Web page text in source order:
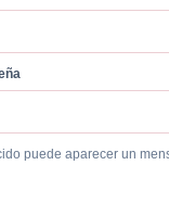
puede aparecer un